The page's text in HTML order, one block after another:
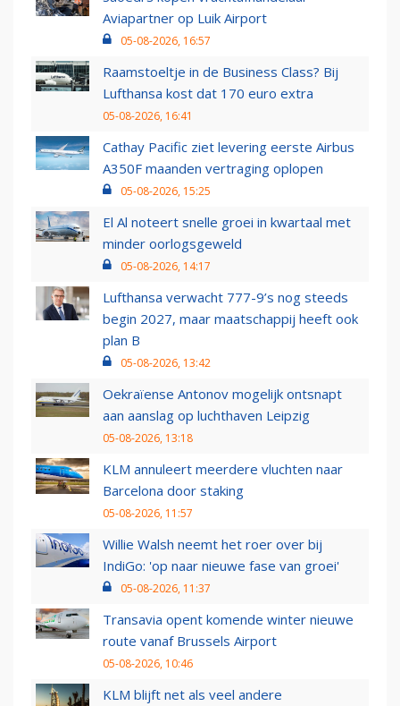
Aviapartner op Luik Airport
05-08-2026, 16:57
Raamstoeltje in de Business Class? Bij
Lufthansa kost dat 170 euro extra
05-08-2026, 16:41
Cathay Pacific ziet levering eerste Airbus
A350F maanden vertraging oplopen
05-08-2026, 15:25
El Al noteert snelle groei in kwartaal met
minder oorlogsgeweld
05-08-2026, 14:17
Lufthansa verwacht 777-9’s nog steeds
begin 2027, maar maatschappij heeft ook
plan B
05-08-2026, 13:42
Oekraïense Antonov mogelijk ontsnapt
aan aanslag op luchthaven Leipzig
05-08-2026, 13:18
KLM annuleert meerdere vluchten naar
Barcelona door staking
05-08-2026, 11:57
Willie Walsh neemt het roer over bij
IndiGo: 'op naar nieuwe fase van groei'
05-08-2026, 11:37
Transavia opent komende winter nieuwe
route vanaf Brussels Airport
05-08-2026, 10:46
KLM blijft net als veel andere